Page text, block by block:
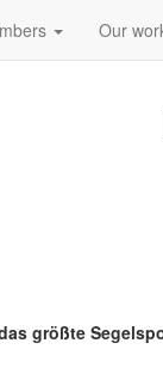
Our
größte